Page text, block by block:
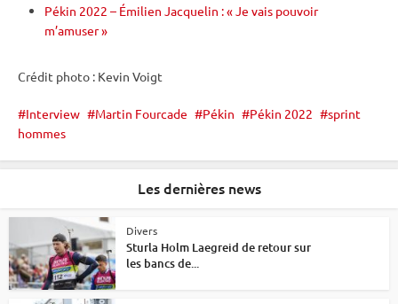
Pékin 2022 – Émilien Jacquelin : « Je vais pouvoir
m’amuser »
Crédit photo : Kevin Voigt
Interview Martin Fourcade Pékin Pékin 2022
sprint
hommes
Les dernières news
Divers
Sturla Holm Laegreid de retour sur
les bancs de...